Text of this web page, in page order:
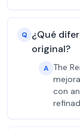
Q ¿Qué
original?
A The
con